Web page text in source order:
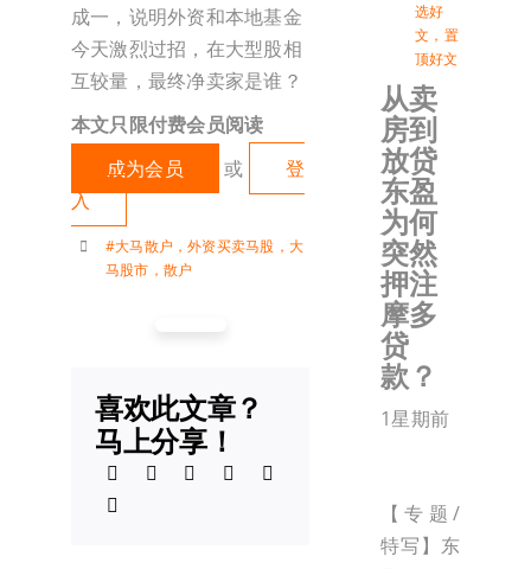
成一，说明外资和本地基金
今天激烈过招，在大型股相
互较量，最终净卖家是谁？
本文只限付费会员阅读
成为会员
或
登
入
#大马散户 ，外资买卖马股 ， 大
马股市 ， 散户
喜欢此文章？
马上分享！
选好
文 ， 置
顶好文
从卖
房到
放贷
东盈
为何
突然
押注
摩多
贷
款？
1星期前
【专题/
特写】东